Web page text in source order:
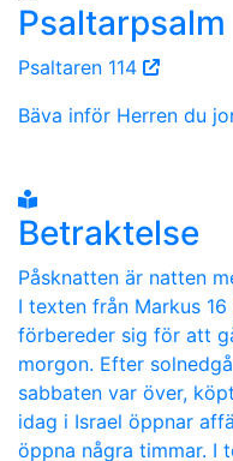
Psaltarpsalm
Psaltaren 114
Bäva inför Herren du
Betraktelse
Påsknatten är natten
I texten från Markus
förbereder sig för att
morgon. Efter
sabbaten var över,
idag i Israel öppnar
öppna några timmar. I